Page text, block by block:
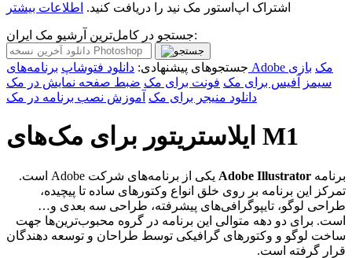
اشتراک اپ‌استور مک نید را دریافت کنید. اطلاعات بیشتر
جستجو در کامل‌ترین آرشیو مک ایران:
جستجوهای پیشنهادی: دانلود فتوشاپ برنامه‌های Adobe مک بازی
سیمز
آفیس برای مک فونت برای مک ضبط صفحه نمایش در مک
دانلود منیجر برای مک آموزش نصب برنامه در مک
ایلاستریتور برای مک‌های M1
برنامه
یکی از برنامه‌های شرکت Adobe است.
تمرکز این برنامه بر روی خلق انواع وکتورهای ساده تا پیچیده،
طراحی لوگو‌، تایپوگرافی‌های پیشرفته، طراحی سه بعدی و…
است. برای دو دهه متوالی این برنامه در گروه محبوب‌ترین‌ها جهت
ساخت لوگو و وکتور‌های گرافیکی توسط طراحان و توسعه دهندگان
قرار گرفته است.